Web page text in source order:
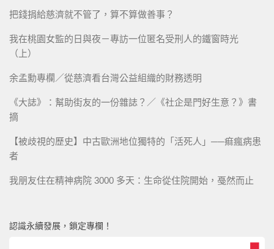
把錢捐給慈濟就不管了，算不算做善事？
我在桃園女監的日與夜－專訪一位匿名受刑人的鐵窗時光
（上）
余孟勳專欄／從慈濟看台灣公益組織的財務透明
《大誌》：幫助街友的一份雜誌？／《社企是門好生意？》書
摘
【被歧視的歷史】中古歐洲地位獨特的「活死人」──痲瘋病患
者
我朋友住在精神病院 3000 多天：生命從住院開始，戞然而止
認識永續發展，鎖定專欄！